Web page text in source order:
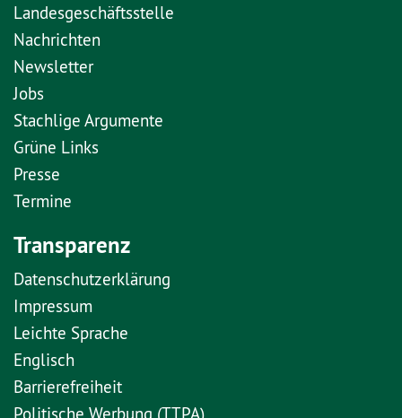
Landesgeschäftsstelle
Nachrichten
Newsletter
Jobs
Stachlige Argumente
Grüne Links
Presse
Termine
Transparenz
Datenschutzerklärung
Impressum
Leichte Sprache
Englisch
Barrierefreiheit
Politische Werbung (TTPA)